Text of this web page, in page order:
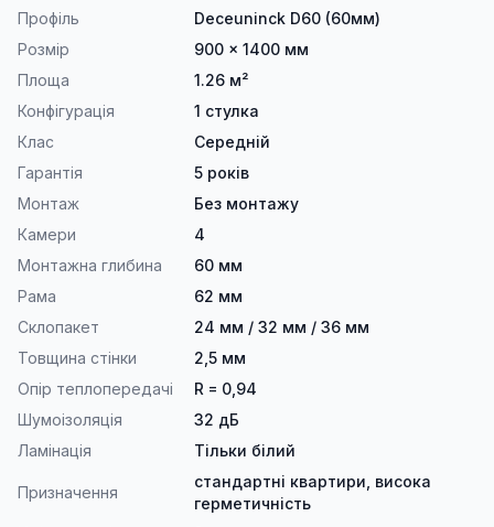
Профіль
Deceuninck D60 (60мм)
Розмір
900 × 1400 мм
Площа
1.26 м²
Конфігурація
1 стулка
Клас
Середній
Гарантія
5 років
Монтаж
Без монтажу
Камери
4
Монтажна глибина
60 мм
Рама
62 мм
Склопакет
24 мм / 32 мм / 36 мм
Товщина стінки
2,5 мм
Опір теплопередачі
R = 0,94
Шумоізоляція
32 дБ
Ламінація
Тільки білий
Призначення
стандартні квартири, висока
герметичність